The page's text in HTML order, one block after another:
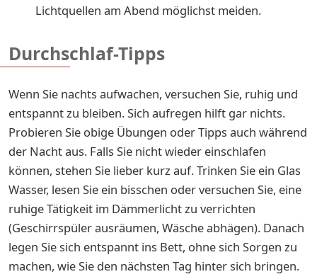
Lichtquellen am Abend möglichst meiden.
Durchschlaf-Tipps
Wenn Sie nachts aufwachen, versuchen Sie, ruhig und
entspannt zu bleiben. Sich aufregen hilft gar nichts.
Probieren Sie obige Übungen oder Tipps auch während
der Nacht aus. Falls Sie nicht wieder einschlafen
können, stehen Sie lieber kurz auf. Trinken Sie ein Glas
Wasser, lesen Sie ein bisschen oder versuchen Sie, eine
ruhige Tätigkeit im Dämmerlicht zu verrichten
(Geschirrspüler ausräumen, Wäsche abhägen). Danach
legen Sie sich entspannt ins Bett, ohne sich Sorgen zu
machen, wie Sie den nächsten Tag hinter sich bringen.